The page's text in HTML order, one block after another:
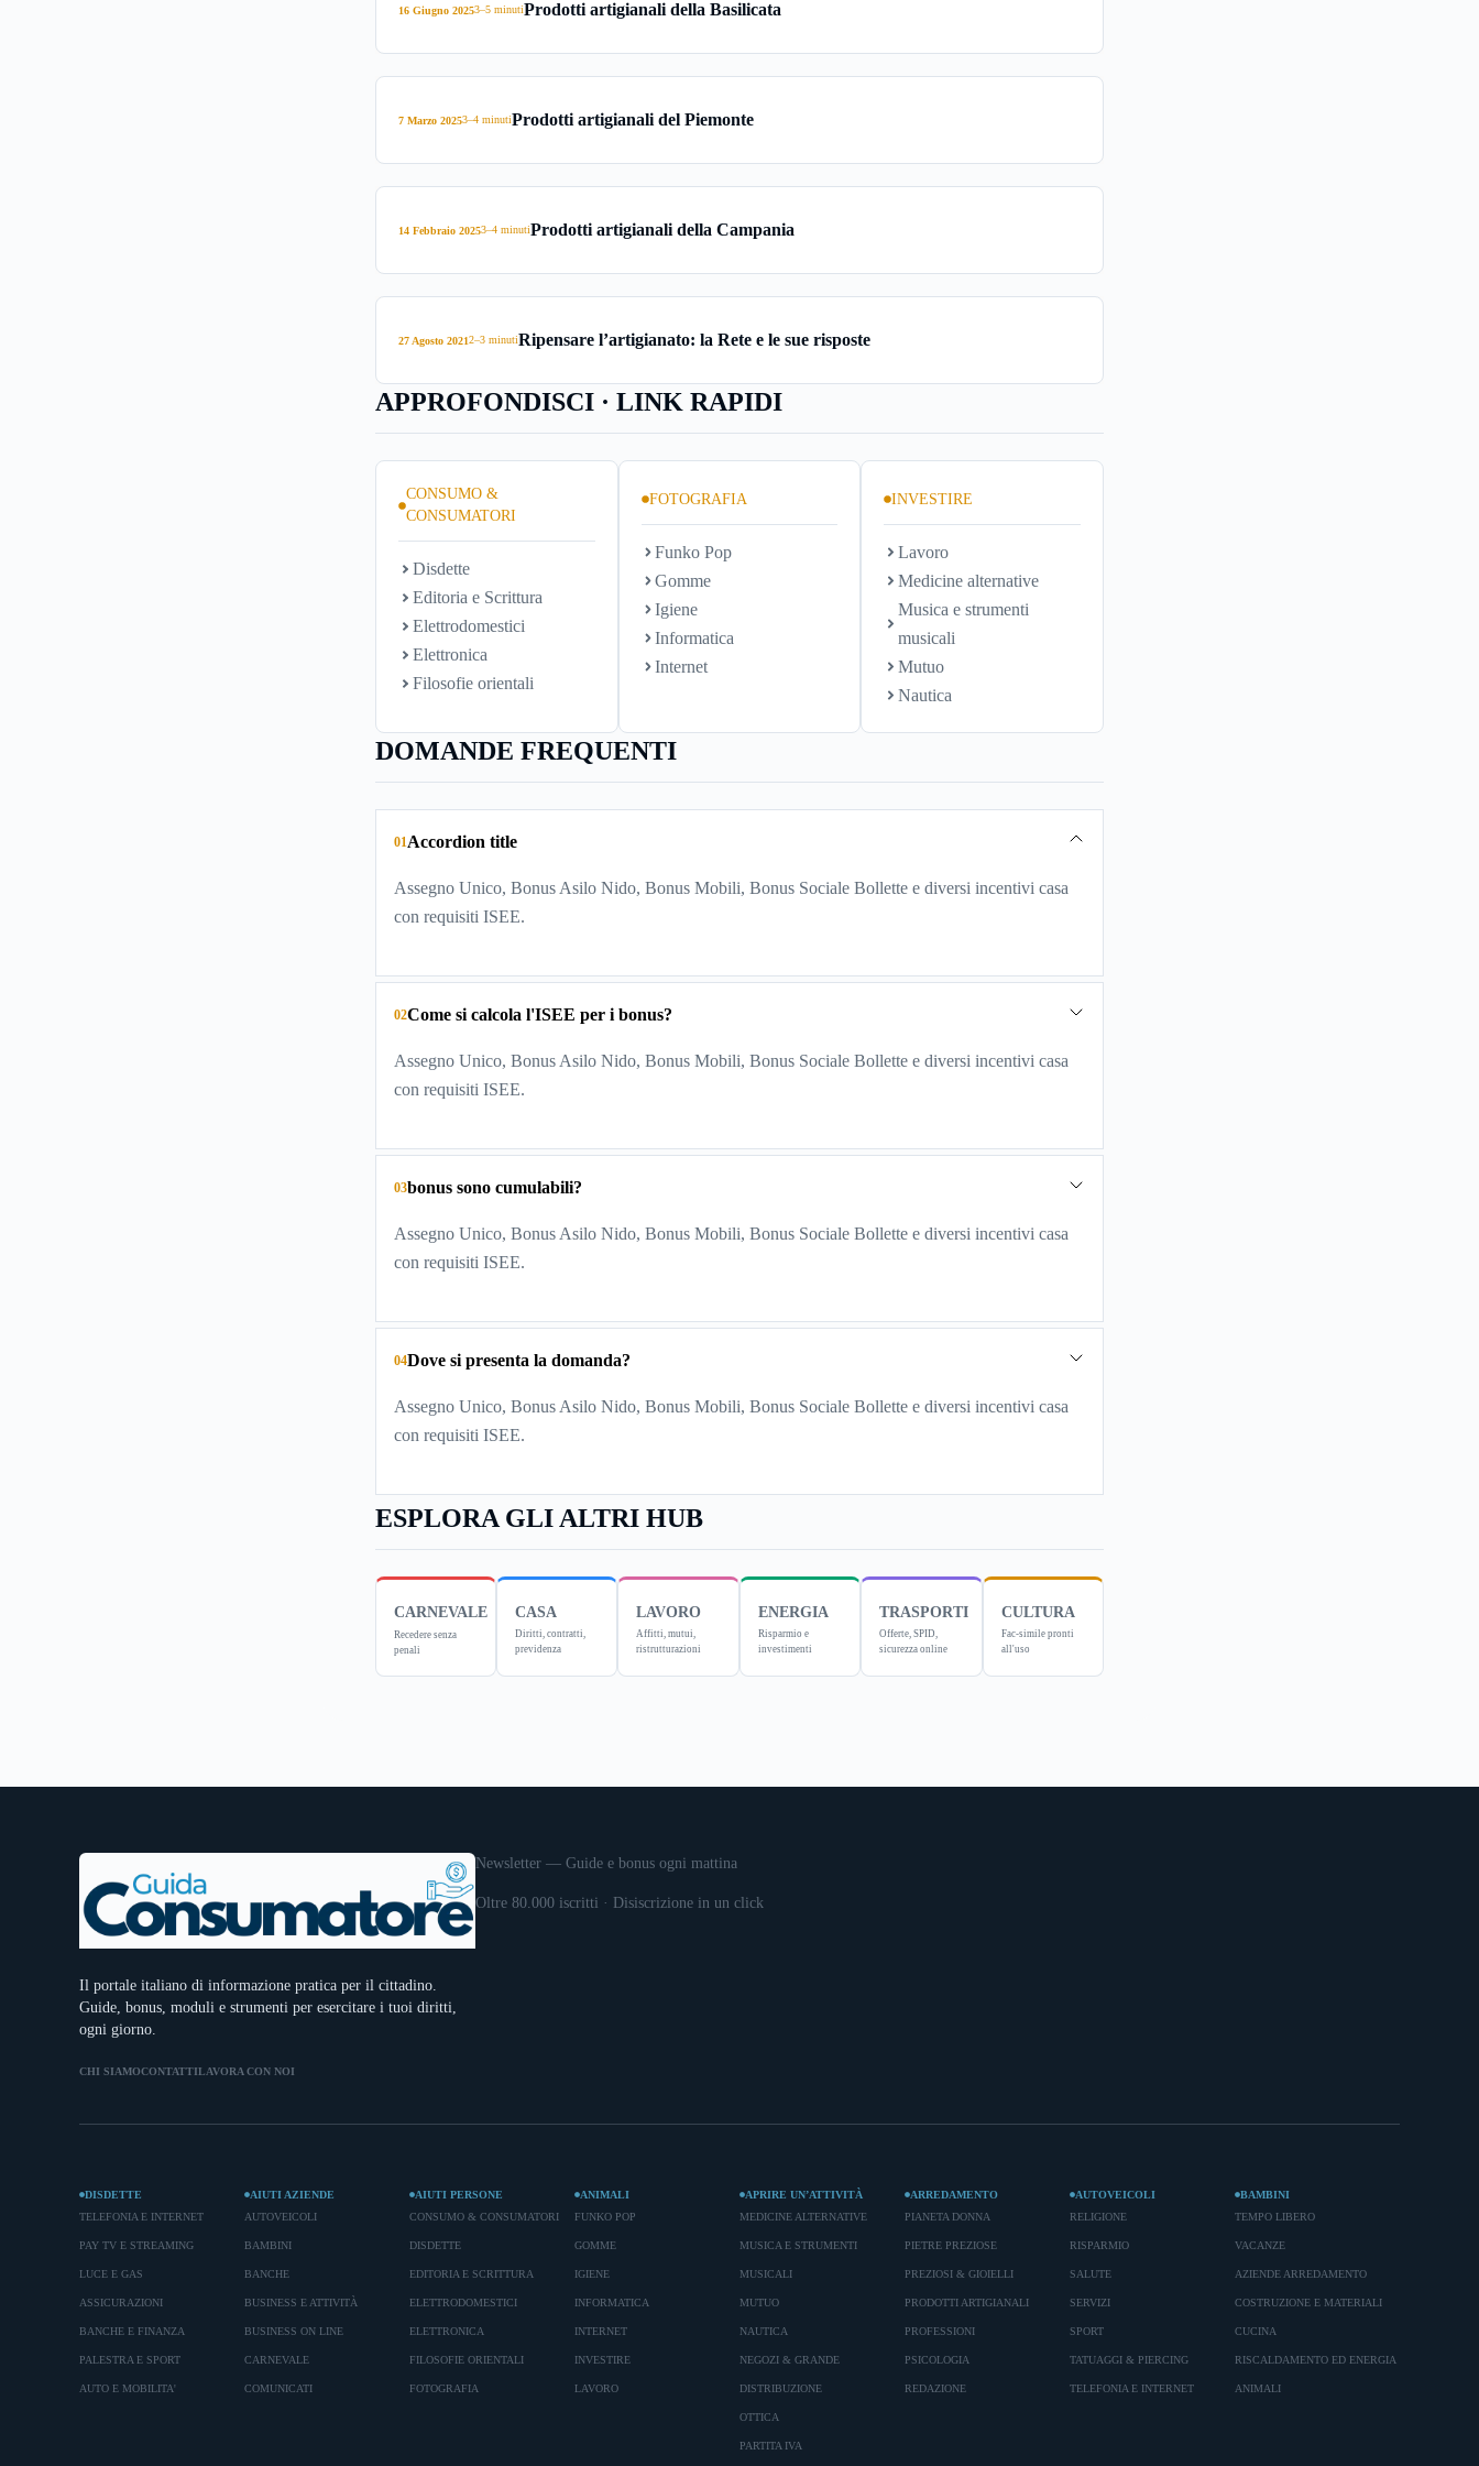
16 Giugno 20253–5 minutiProdotti artigianali della Basilicata
7 Marzo 20253–4 minutiProdotti artigianali del Piemonte
14 Febbraio 20253–4 minutiProdotti artigianali della Campania
27 Agosto 20212–3 minutiRipensare l’artigianato: la Rete e le sue risposte
APPROFONDISCI · LINK RAPIDI
CONSUMO &
CONSUMATORI
Disdette
Editoria e Scrittura
Elettrodomestici
Elettronica
Filosofie orientali
FOTOGRAFIA
Funko Pop
Gomme
Igiene
Informatica
Internet
INVESTIRE
Lavoro
Medicine alternative
Musica e strumenti
musicali
Mutuo
Nautica
DOMANDE FREQUENTI
01Accordion title
Assegno Unico, Bonus Asilo Nido, Bonus Mobili, Bonus Sociale Bollette e diversi incentivi casa
con requisiti ISEE.
02Come si calcola l'ISEE per i bonus?
Assegno Unico, Bonus Asilo Nido, Bonus Mobili, Bonus Sociale Bollette e diversi incentivi casa
con requisiti ISEE.
03bonus sono cumulabili?
Assegno Unico, Bonus Asilo Nido, Bonus Mobili, Bonus Sociale Bollette e diversi incentivi casa
con requisiti ISEE.
04Dove si presenta la domanda?
Assegno Unico, Bonus Asilo Nido, Bonus Mobili, Bonus Sociale Bollette e diversi incentivi casa
con requisiti ISEE.
ESPLORA GLI ALTRI HUB
CARNEVALE
Recedere senza
penali
CASA
Diritti, contratti,
previdenza
LAVORO
Affitti, mutui,
ristrutturazioni
ENERGIA
Risparmio e
investimenti
TRASPORTI
Offerte, SPID,
sicurezza online
CULTURA
Fac-simile pronti
all'uso
Il portale italiano di informazione pratica per il cittadino.
Guide, bonus, moduli e strumenti per esercitare i tuoi diritti,
ogni giorno.
CHI SIAMOCONTATTILAVORA CON NOI
Newsletter — Guide e bonus ogni mattina
Oltre 80.000 iscritti · Disiscrizione in un click
DISDETTE
TELEFONIA E INTERNET
PAY TV E STREAMING
LUCE E GAS
ASSICURAZIONI
BANCHE E FINANZA
PALESTRA E SPORT
AUTO E MOBILITA'
AIUTI AZIENDE
AUTOVEICOLI
BAMBINI
BANCHE
BUSINESS E ATTIVITÀ
BUSINESS ON LINE
CARNEVALE
COMUNICATI
AIUTI PERSONE
CONSUMO & CONSUMATORI
DISDETTE
EDITORIA E SCRITTURA
ELETTRODOMESTICI
ELETTRONICA
FILOSOFIE ORIENTALI
FOTOGRAFIA
ANIMALI
FUNKO POP
GOMME
IGIENE
INFORMATICA
INTERNET
INVESTIRE
LAVORO
APRIRE UN’ATTIVITÀ
MEDICINE ALTERNATIVE
MUSICA E STRUMENTI
MUSICALI
MUTUO
NAUTICA
NEGOZI & GRANDE
DISTRIBUZIONE
OTTICA
PARTITA IVA
ARREDAMENTO
PIANETA DONNA
PIETRE PREZIOSE
PREZIOSI & GIOIELLI
PRODOTTI ARTIGIANALI
PROFESSIONI
PSICOLOGIA
REDAZIONE
AUTOVEICOLI
RELIGIONE
RISPARMIO
SALUTE
SERVIZI
SPORT
TATUAGGI & PIERCING
TELEFONIA E INTERNET
BAMBINI
TEMPO LIBERO
VACANZE
AZIENDE ARREDAMENTO
COSTRUZIONE E MATERIALI
CUCINA
RISCALDAMENTO ED ENERGIA
ANIMALI